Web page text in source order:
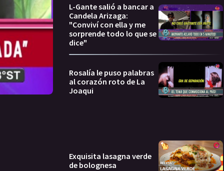
L-Gante salió a bancar a
Candela Arizaga:
"Conviví con ella y me
sorprende todo lo que se
dice"
Rosalía le puso palabras
al corazón roto de La
Joaqui
Exquisita lasagna verde
de bolognesa